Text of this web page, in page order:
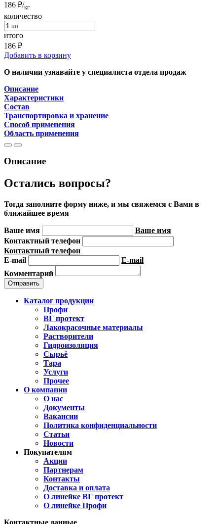
186 ₽/кг
количество
итого
186 ₽
Добавить в корзину
О наличии узнавайте у специалиста отдела продаж
Описание
Характеристики
Состав
Транспортировка и хранение
Способ применения
Область применения
Описание
Остались вопросы?
Тогда заполните форму ниже, и мы свяжемся с Вами в
ближайшее время
Ваше имя
Ваше имя
Контактный телефон
Контактный телефон
E-mail
E-mail
Комментарий
Каталог продукции
Профи
ВГ протект
Лакокрасочные материалы
Растворители
Гидроизоляция
Сырьё
Тара
Услуги
Прочее
О компании
О нас
Документы
Вакансии
Политика конфиденциальности
Статьи
Новости
Покупателям
Акции
Партнерам
Контакты
Доставка и оплата
О линейке ВГ протект
О линейке Профи